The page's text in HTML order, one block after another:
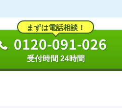
まずは電話相談！
0120-091-026
受付時間 24時間